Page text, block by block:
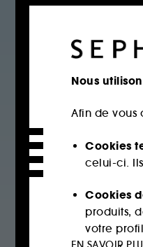
Nous
Afin de vous
Cookies
celui-ci.
Cookies
produits,
votre